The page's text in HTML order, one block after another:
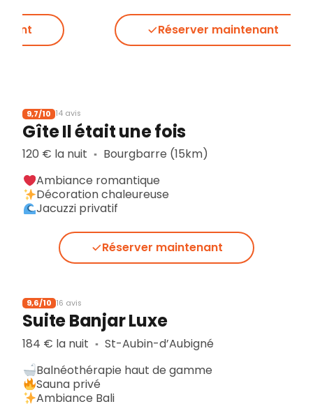
Réserver maintenant
9,7/10 14 avis
Gîte Il était une fois
120 € la nuit ▪︎ Bourgbarre (15km)
Ambiance romantique
Décoration chaleureuse
Jacuzzi privatif
Réserver maintenant
9,6/10 16 avis
Suite Banjar Luxe
184 € la nuit ▪︎ St-Aubin-d’Aubigné
Balnéothérapie haut de gamme
Sauna privé
Ambiance Bali